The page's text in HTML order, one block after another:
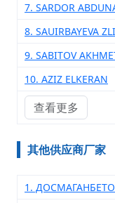
7. SARDOR
8. SAUIRBAYEVA
9. SABITOV
10. AZIZ ELKERAN
查看更多
其他供应商厂家
1.